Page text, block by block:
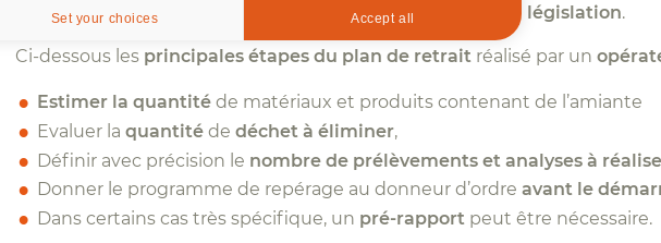
démolition selon un
process bien définietencadré par la législation.
Ci-dessous les principales étapes du plan de retrait réalisé par un
Estimer la quantité de matériaux et produits contenant de l’amiante
Evaluer laquantité dedéchet à éliminer,
Définir avec précision le nombre de prélèvements et analyses à
Donner le programme de repérage au donneur d’ordreavant le
Dans certains cas très spécifique, un pré-rapport peut être nécessaire.
Set your choices Accept all